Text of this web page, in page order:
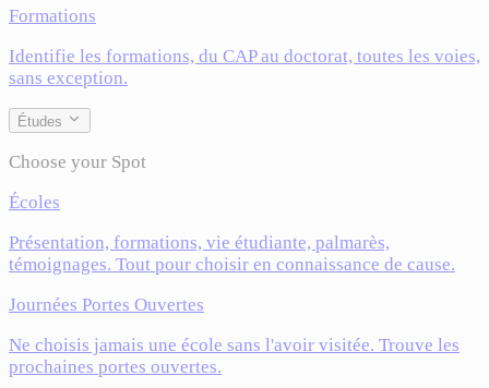
Formations
Identifie les formations, du CAP au doctorat, toutes les voies,
sans exception.
Études
Choose your Spot
Écoles
Présentation, formations, vie étudiante, palmarès,
témoignages. Tout pour choisir en connaissance de cause.
Journées Portes Ouvertes
Ne choisis jamais une école sans l'avoir visitée. Trouve les
prochaines portes ouvertes.